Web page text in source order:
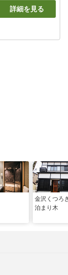
詳細を見る
金沢くつ
泊まり木